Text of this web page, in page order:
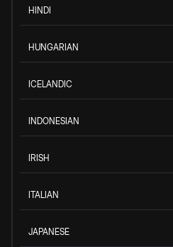
HINDI
HUNGARIAN
ICELANDIC
INDONESIAN
IRISH
ITALIAN
JAPANESE